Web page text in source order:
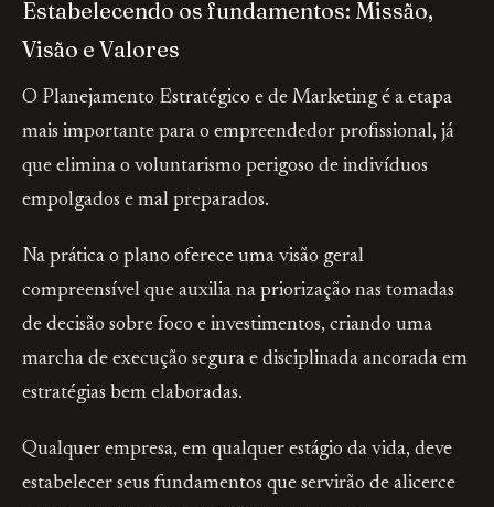
Estabelecendo os fundamentos: Missão,
Visão e Valores
O Planejamento Estratégico e de Marketing é a etapa
mais importante para o empreendedor profissional, já
que elimina o voluntarismo perigoso de indivíduos
empolgados e mal preparados.
Na prática o plano oferece uma visão geral
compreensível que auxilia na priorização nas tomadas
de decisão sobre foco e investimentos, criando uma
marcha de execução segura e disciplinada ancorada em
estratégias bem elaboradas.
Qualquer empresa, em qualquer estágio da vida, deve
estabelecer seus fundamentos que servirão de alicerce